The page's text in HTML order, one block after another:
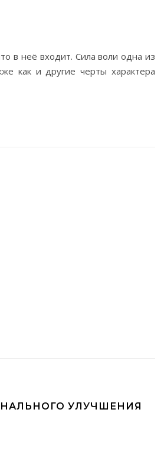
в неё входит. Сила воли одна из
как и другие черты характера
УЛУЧШЕНИЯ